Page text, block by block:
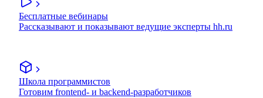
Бесплатные вебинары
Рассказывают и показывают ведущие эксперты hh.ru
Школа программистов
Готовим frontend- и backend-разработчиков